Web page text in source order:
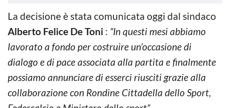
La decisione è stata comunicata oggi dal sindaco
Alberto Felice De Toni : “In questi mesi abbiamo
lavorato a fondo per costruire un’occasione di
dialogo e di pace associata alla partita e finalmente
possiamo annunciare di esserci riusciti grazie alla
collaborazione con Rondine Cittadella dello Sport,